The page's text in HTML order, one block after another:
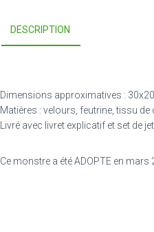
DESCRIPTION
Dimensions approximatives :
Matières : velours, feutrine, tissu
Livré avec livret explicatif et set de
Ce monstre a été ADOPTE en mars